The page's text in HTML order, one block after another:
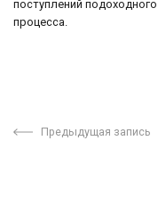
поступлений
процесса.
Предыдущая запись